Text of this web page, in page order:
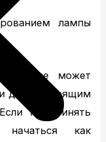
лампы
Engine может
дорогостоящим
не принять
как